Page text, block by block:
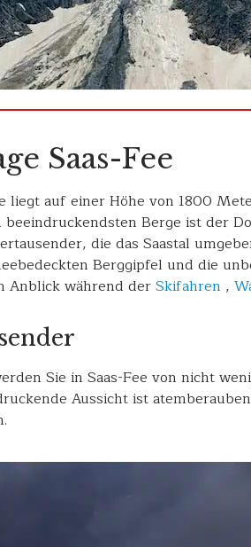
Saas-Fee
liegt auf einer Höhe von 1800
Berge ist der
die das Saastal
Berggipfel und die
Anblick während derSkifahren ,
Sie in Saas-Fee von nicht
Aussicht ist